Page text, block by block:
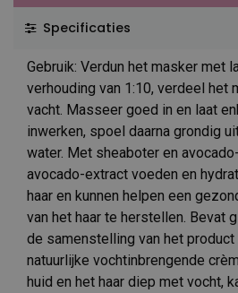
Specificaties
Gebruik: Verdun het masker met
verhouding van 1:10, verdeel het
vacht. Masseer goed in en laat
inwerken, spoel daarna grondig
water. Met sheaboter en
avocado-extract voeden en
haar en kunnen helpen een
van het haar te herstellen. Bevat
de samenstelling van het
natuurlijke vochtinbrengende
huid en het haar diep met vocht,